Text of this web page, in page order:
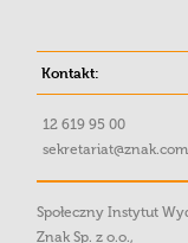
Kontakt:
12 619 95 00
Społeczny Instytut
Znak Sp. z o.o.,